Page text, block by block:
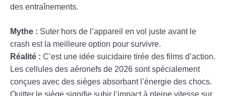
des entraînements.
Mythe : Suter hors de l’appareil en vol juste avant le
crash est la meilleure option pour survivre.
Réalité : C’est une idée suicidaire tirée des films d’action.
Les cellules des aéronefs de 2026 sont spécialement
conçues avec des sièges absorbant l’énergie des chocs.
Quitter le siège signifie subir l’impact à pleine vitesse sur